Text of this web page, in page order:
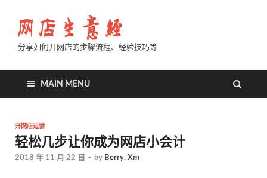
分享如何开网店的步骤流程、经验技巧等
MAIN MENU
开网店运营
轻松几步让你成为网店小会计
2018 年 11 月 22 日 - by Berry, Xm